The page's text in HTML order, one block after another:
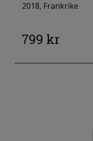
2018, Frankrike
799 kr